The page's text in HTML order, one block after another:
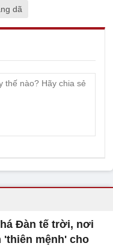
dã
Đàn tế trời, nơi
'thiên mệnh' cho